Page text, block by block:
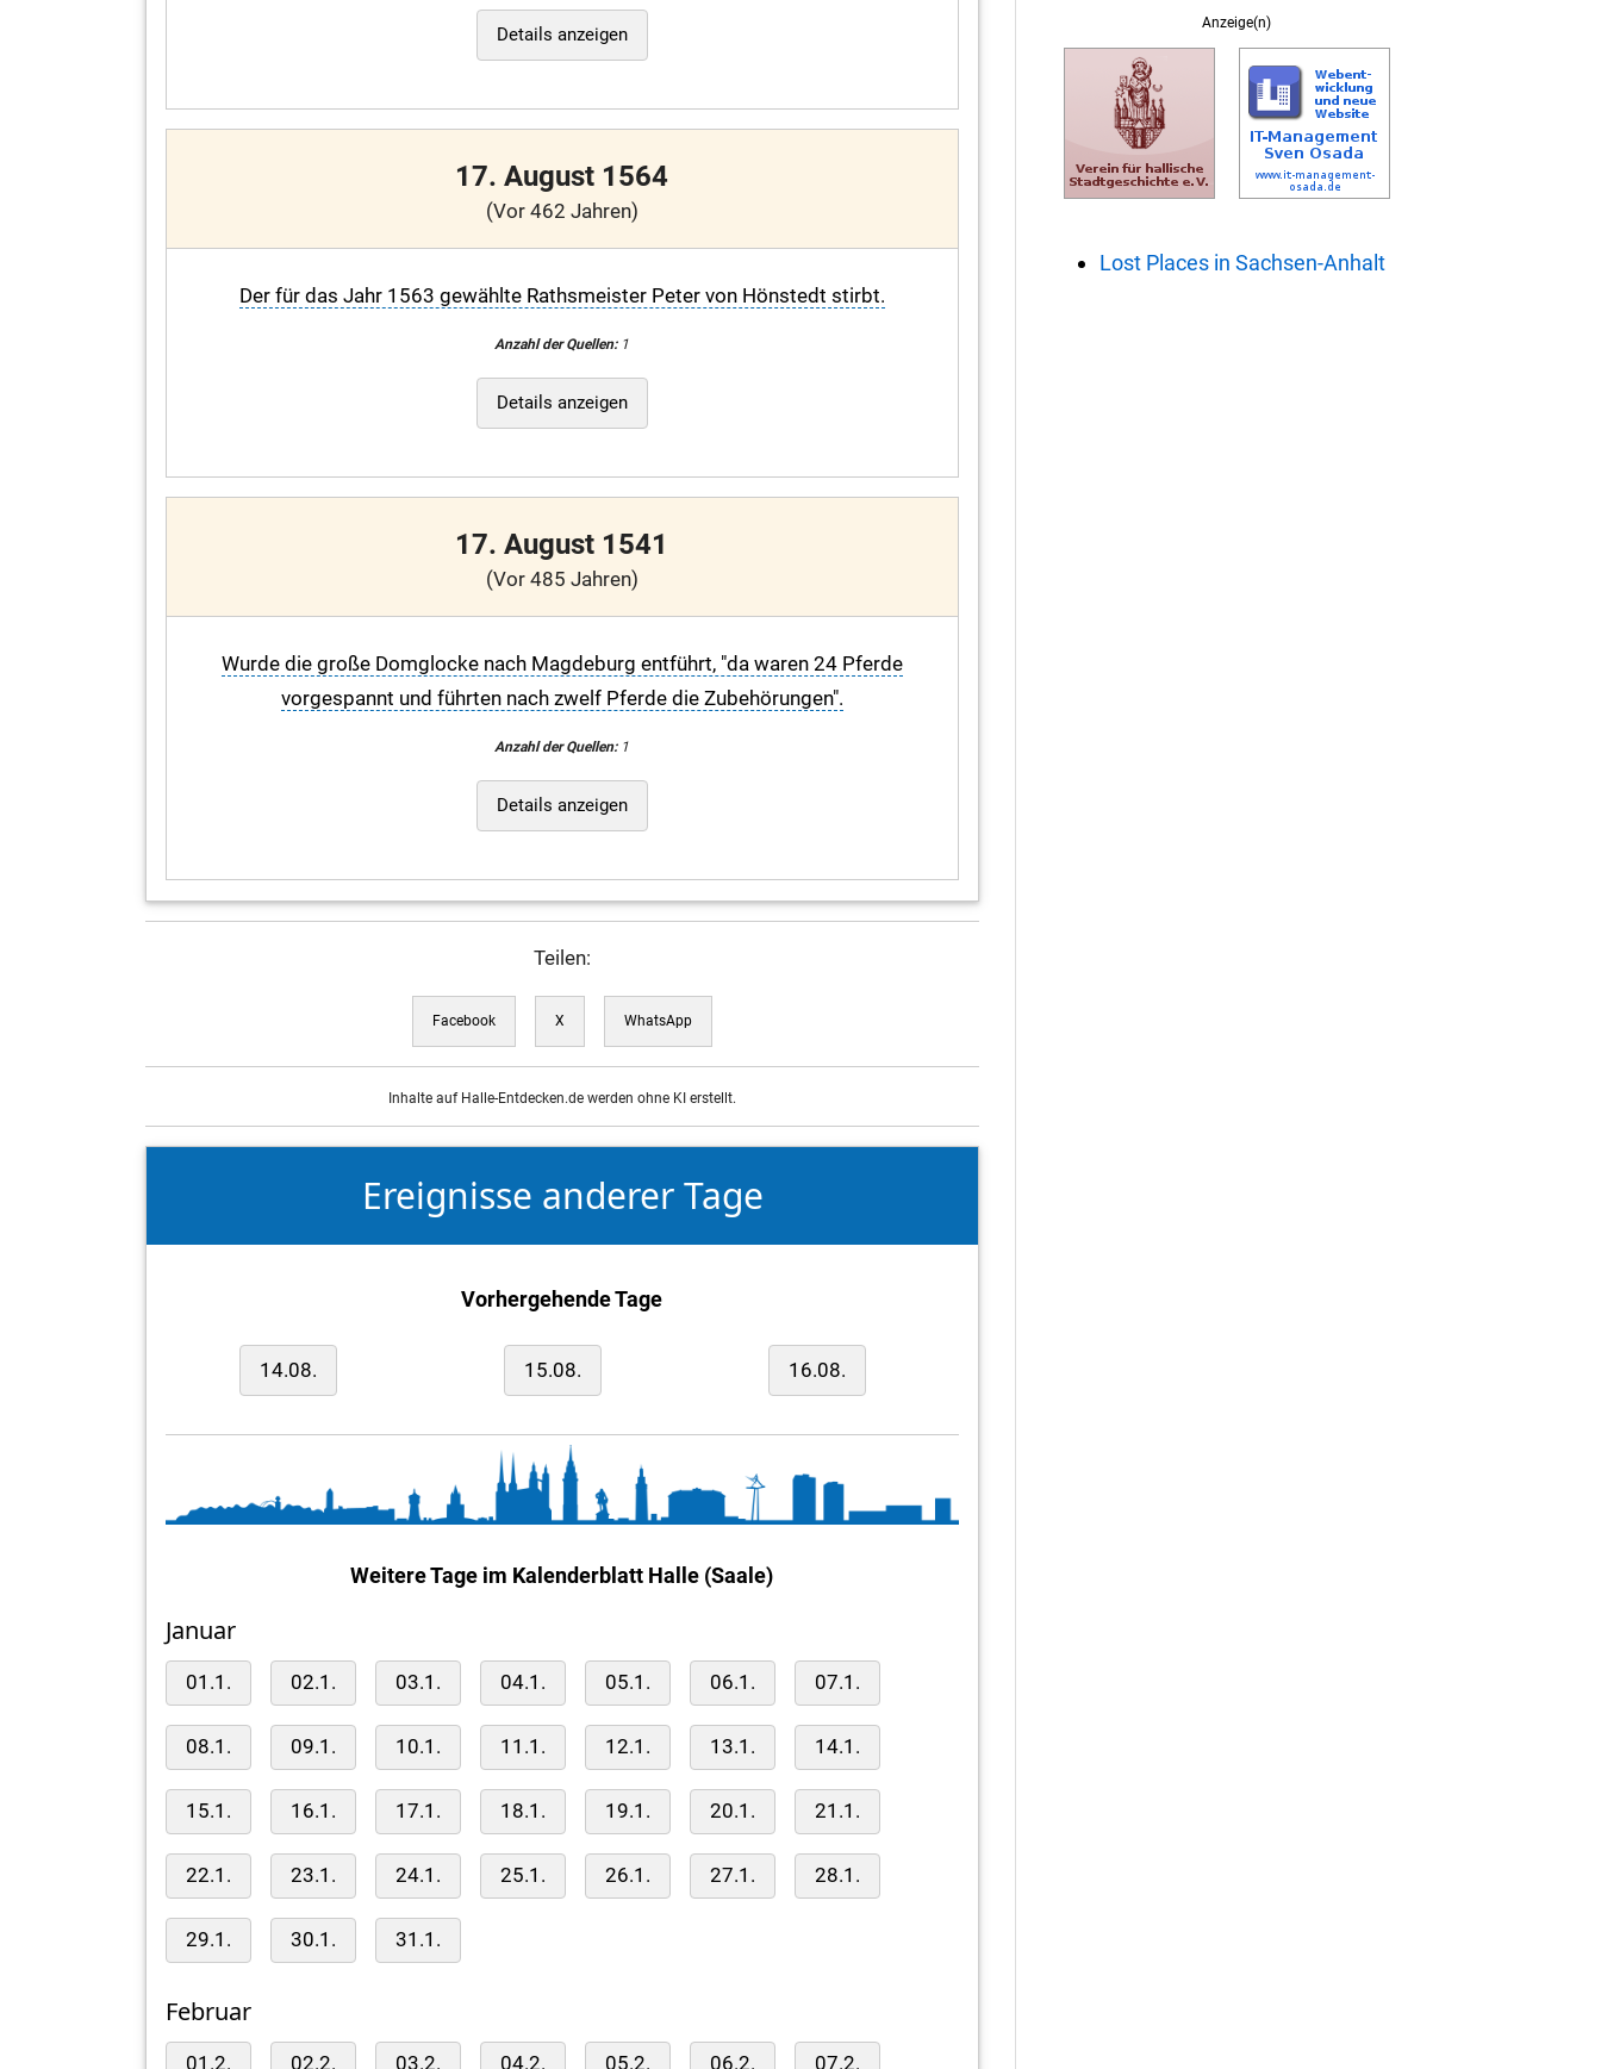
Details anzeigen
17. August 1564
(Vor 462 Jahren)
Der für das Jahr 1563 gewählte Rathsmeister Peter von Hönstedt stirbt.
Anzahl der Quellen:1
Details anzeigen
17. August 1541
(Vor 485 Jahren)
Wurde die große Domglocke nach Magdeburg entführt, "da waren 24 Pferde
vorgespannt und führten nach zwelf Pferde die Zubehörungen".
Anzahl der Quellen:1
Details anzeigen
Teilen:
Facebook X WhatsApp
Inhalte auf Halle-Entdecken.de werden ohne KI erstellt.
Ereignisse anderer Tage
Vorhergehende Tage
14.08. 15.08. 16.08.
Weitere Tage im Kalenderblatt Halle (Saale)
Januar
01.1. 02.1. 03.1. 04.1. 05.1. 06.1. 07.1.
08.1. 09.1. 10.1. 11.1. 12.1. 13.1. 14.1.
15.1. 16.1. 17.1. 18.1. 19.1. 20.1. 21.1.
22.1. 23.1. 24.1. 25.1. 26.1. 27.1. 28.1.
29.1. 30.1. 31.1.
Februar
01.2. 02.2. 03.2. 04.2. 05.2. 06.2. 07.2.
Anzeige(n)
Lost Places in Sachsen-Anhalt